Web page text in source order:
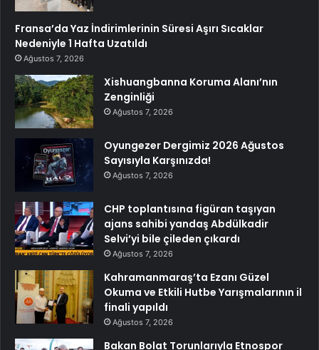
Fransa’da Yaz İndirimlerinin Süresi Aşırı Sıcaklar
Nedeniyle 1 Hafta Uzatıldı
Ağustos 7, 2026
Xishuangbanna Koruma Alanı’nın
Zenginliği
Ağustos 7, 2026
Oyungezer Dergimiz 2026 Ağustos
Sayısıyla Karşınızda!
Ağustos 7, 2026
CHP toplantısına figüran taşıyan
ajans sahibi yandaş Abdülkadir
Selvi’yi bile çileden çıkardı
Ağustos 7, 2026
Kahramanmaraş’ta Ezanı Güzel
Okuma ve Etkili Hutbe Yarışmalarının il
finali yapıldı
Ağustos 7, 2026
Bakan Bolat Torunlarıyla Etnospor